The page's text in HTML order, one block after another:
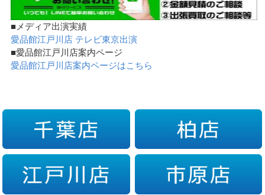
■メディア出演実績
愛品館江戸川店 テレビ東京出演
■愛品館江戸川店案内ページ
愛品館江戸川店案内ページはこちら